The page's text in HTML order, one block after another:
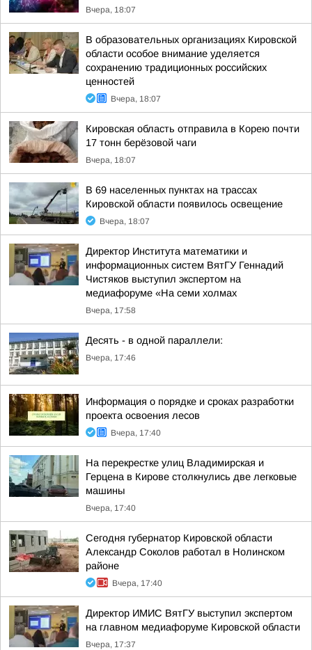
Вчера, 18:07
В образовательных организациях Кировской
области особое внимание уделяется
сохранению традиционных российских
ценностей
Вчера, 18:07
Кировская область отправила в Корею почти
17 тонн берёзовой чаги
Вчера, 18:07
В 69 населенных пунктах на трассах
Кировской области появилось освещение
Вчера, 18:07
Директор Института математики и
информационных систем ВятГУ Геннадий
Чистяков выступил экспертом на
медиафоруме «На семи холмах
Вчера, 17:58
Десять - в одной параллели:
Вчера, 17:46
Информация о порядке и сроках разработки
проекта освоения лесов
Вчера, 17:40
На перекрестке улиц Владимирская и
Герцена в Кирове столкнулись две легковые
машины
Вчера, 17:40
Сегодня губернатор Кировской области
Александр Соколов работал в Нолинском
районе
Вчера, 17:40
Директор ИМИС ВятГУ выступил экспертом
на главном медиафоруме Кировской области
Вчера, 17:37